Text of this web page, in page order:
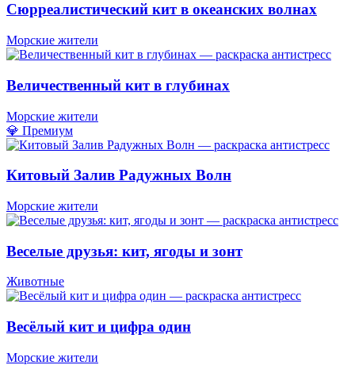
Сюрреалистический кит в океанских волнах
Морские жители
Величественный кит в глубинах
Морские жители
💎 Премиум
Китовый Залив Радужных Волн
Морские жители
Веселые друзья: кит, ягоды и зонт
Животные
Весёлый кит и цифра один
Морские жители